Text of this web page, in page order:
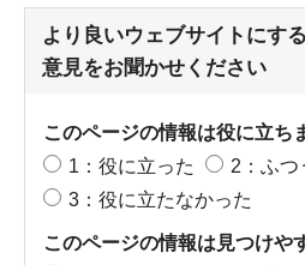
より良いウェブサイトにす
意見をお聞かせください
このページの情報は役に立ち
1：役に立った
2：ふつ
3：役に立たなかった
このページの情報は見つけや